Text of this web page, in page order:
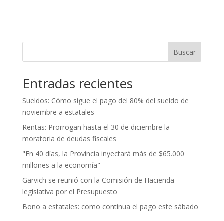
Buscar
Entradas recientes
Sueldos: Cómo sigue el pago del 80% del sueldo de
noviembre a estatales
Rentas: Prorrogan hasta el 30 de diciembre la
moratoria de deudas fiscales
"En 40 días, la Provincia inyectará más de $65.000
millones a la economía"
Garvich se reunió con la Comisión de Hacienda
legislativa por el Presupuesto
Bono a estatales: como continua el pago este sábado